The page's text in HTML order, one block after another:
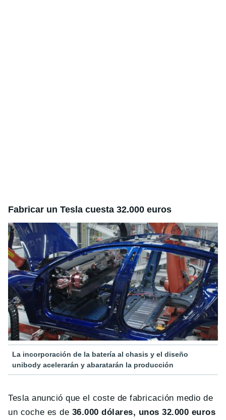
Fabricar un Tesla cuesta 32.000 euros
La incorporación de la batería al chasis y el diseño
unibody acelerarán y abaratarán la producción
Tesla anunció que el coste de fabricación medio de
un coche es de 36.000 dólares, unos 32.000 euros